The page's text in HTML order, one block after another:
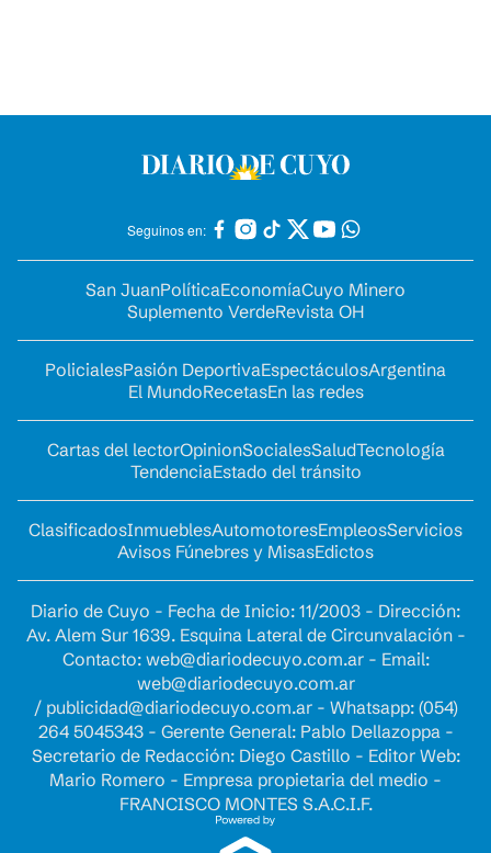
Seguinos en:
San JuanPolíticaEconomíaCuyo Minero
Suplemento VerdeRevista OH
PolicialesPasión DeportivaEspectáculosArgentina
El MundoRecetasEn las redes
Cartas del lectorOpinionSocialesSaludTecnología
TendenciaEstado del tránsito
ClasificadosInmueblesAutomotoresEmpleosServicios
Avisos Fúnebres y MisasEdictos
Diario de Cuyo - Fecha de Inicio: 11/2003 - Dirección:
Av. Alem Sur 1639. Esquina Lateral de Circunvalación -
Contacto: web@diariodecuyo.com.ar- Email:
web@diariodecuyo.com.ar
/ publicidad@diariodecuyo.com.ar- Whatsapp: (054)
264 5045343 - Gerente General: Pablo Dellazoppa -
Secretario de Redacción: Diego Castillo - Editor Web:
Mario Romero - Empresa propietaria del medio -
FRANCISCO MONTES S.A.C.I.F.